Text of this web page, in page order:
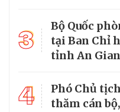
3
Bộ Quốc
tại Ban Chỉ
tỉnh An
4
Phó Chủ
thăm cán